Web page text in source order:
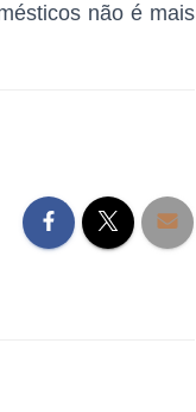
não é mais